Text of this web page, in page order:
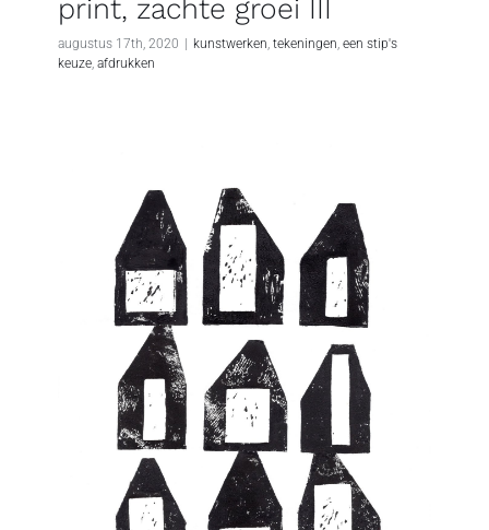
print, zachte groei III
augustus 17th, 2020 | kunstwerken tekeningen een stip's
keuze, afdrukken